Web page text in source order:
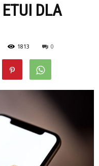
DLA
1813 0